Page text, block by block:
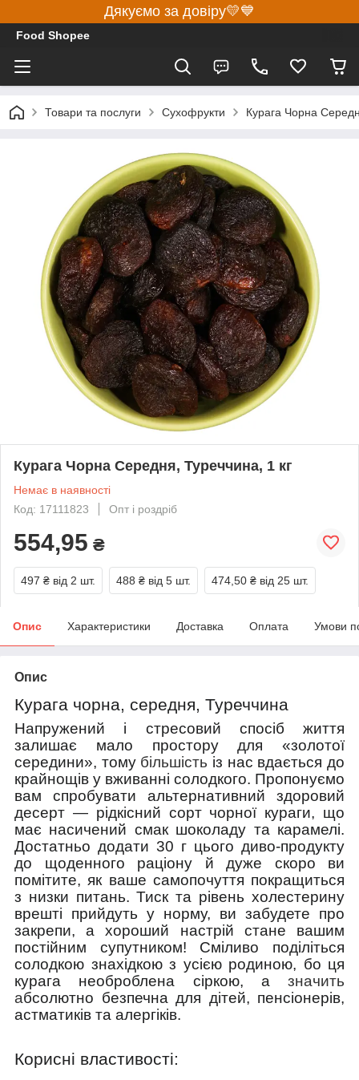
Дякуємо за довіру💛💙
Food Shopee
Товари та послуги Сухофрукти Курага Чорна
Курага Чорна Середня, Туреччина, 1 кг
Немає в наявності
Код: 17111823
Опт і роздріб
554,95 ₴
497 ₴ від 2 шт. 488 ₴ від 5 шт. 474,50 ₴ від 25 шт.
Опис Характеристики Доставка Оплата Умови
Опис
Курага чорна, середня, Туреччина
Напружений і стресовий спосіб життя
залишає мало простору для «золотої
середини», томубільшість із нас вдається до
крайнощів у вживанні солодкого. Пропонуємо
вам спробувати альтернативний здоровий
десерт — рідкісний сорт чорної кураги, що
має насичений смак шоколаду та карамелі.
Достатньо додати 30 г цього диво-продукту
до щоденного раціону й дуже скоро ви
помітите, як ваше самопочуття покращиться
з низки питань. Тиск та рівень холестерину
врешті прийдуть у норму, ви забудете про
закрепи, а хороший настрій стане вашим
постійним супутником! Сміливо поділіться
солодкою знахідкою з усією родиною, бо ця
курага необроблена сіркою, а значить
абсолютно безпечна для дітей, пенсіонерів,
астматиків та алергіків.
Корисні властивості: